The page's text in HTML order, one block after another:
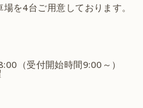
を4台ご用意しております。
（受付開始時間9:00～）